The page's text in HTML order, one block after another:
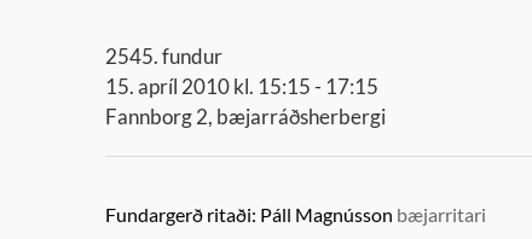
2545. fundur
15. apríl 2010 kl. 15:15 - 17:15
Fannborg 2, bæjarráðsherbergi
Fundargerð ritaði: Páll Magnússon bæjarritari